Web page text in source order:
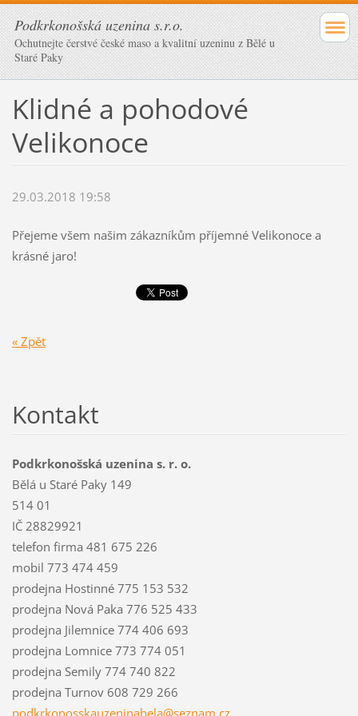
Podkrkonošská uzenina s.r.o.
Ochutnejte čerstvé české maso a kvalitní uzeninu z Bělé u
Staré Paky
Klidné a pohodové
Velikonoce
29.03.2018 19:58
Přejeme všem našim zákazníkům příjemné Velikonoce a
krásné jaro!
« Zpět
Kontakt
Podkrkonošská uzenina s. r. o.
Bělá u Staré Paky 149
514 01
IČ 28829921
telefon firma 481 675 226
mobil 773 474 459
prodejna Hostinné 775 153 532
prodejna Nová Paka 776 525 433
prodejna Jilemnice 774 406 693
prodejna Lomnice 773 774 051
prodejna Semily 774 740 822
prodejna Turnov 608 729 266
podkrkonosskauzeninabela@seznam. cz